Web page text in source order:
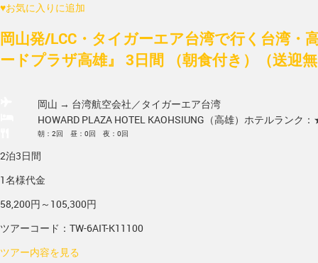
♥お気に入りに追加
岡山発/LCC・タイガーエア台湾で行く台湾・
ードプラザ高雄』 3日間 （朝食付き）（送迎
岡山 → 台湾航空会社／タイガーエア台湾
HOWARD PLAZA HOTEL KAOHSIUNG（高雄） ホテルラン
朝：2回 昼：0回 夜：0回
2泊3日間
1名様代金
58,200円～105,300円
ツアーコード：TW-6AIT-K11100
ツアー内容を見る